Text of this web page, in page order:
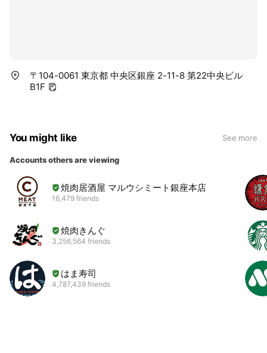
〒104-0061 東京都 中央区銀座 2-11-8 第22中央ビル
B1F
You might like See more
Accounts others are viewing
焼肉居酒屋 マルウシミート銀座本店
16,479 friends
焼肉きんぐ
3,256,564 friends
はま寿司
4,787,439 friends